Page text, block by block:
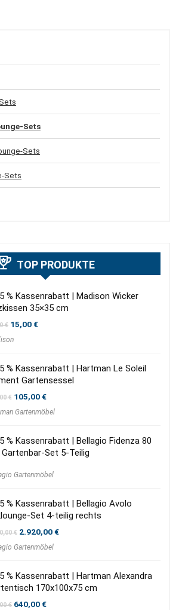
Sets
Sets
Sets
TOP PRODUKTE
% Kassenrabatt | Madison Wicker
35×35 cm
€ Ursprünglicher
war:
15,00€Aktueller
% Kassenrabatt | Hartman Le Soleil
Gartensessel
€ Ursprünglicher
war:
105,00€Aktueller
ist:
Gartenmöbel
% Kassenrabatt | Bellagio Fidenza 80
Set 5-Teilig
Gartenmöbel
% Kassenrabatt | Bellagio Avolo
Set 4-teilig rechts
€ Ursprünglicher
war:
2.920,00€Aktueller
Gartenmöbel
% Kassenrabatt | Hartman Alexandra
170x100x75 cm
€ Ursprünglicher
640,00€Aktueller